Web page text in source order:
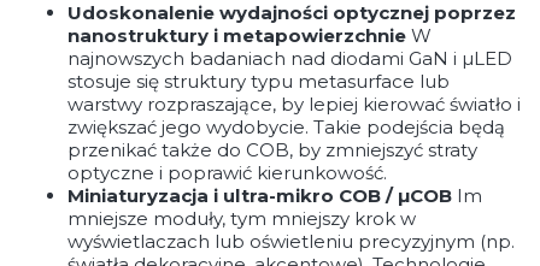
Udoskonalenie wydajności optycznej poprzez
nanostruktury i metapowierzchnie W
najnowszych badaniach nad diodami GaN i µLED
stosuje się struktury typu metasurface lub
warstwy rozpraszające, by lepiej kierować światło i
zwiększać jego wydobycie. Takie podejścia będą
przenikać także do COB, by zmniejszyć straty
optyczne i poprawić kierunkowość.
Miniaturyzacja i ultra-mikro COB / µCOB Im
mniejsze moduły, tym mniejszy krok w
wyświetlaczach lub oświetleniu precyzyjnym (np.